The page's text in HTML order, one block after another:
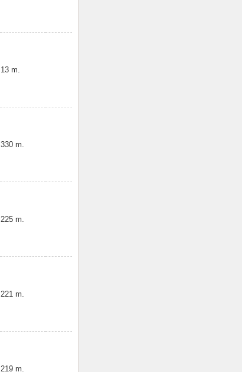
13 m.
330 m.
225 m.
221 m.
219 m.